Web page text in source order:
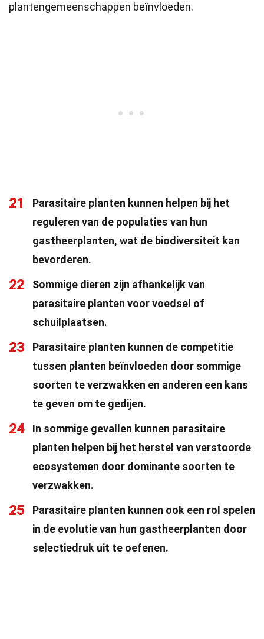
plantengemeenschappen beïnvloeden.
21
Parasitaire planten kunnen helpen bij het
reguleren van de populaties van hun
gastheerplanten, wat de biodiversiteit kan
bevorderen.
22
Sommige dieren zijn afhankelijk van
parasitaire planten voor voedsel of
schuilplaatsen.
23
Parasitaire planten kunnen de competitie
tussen planten beïnvloeden door sommige
soorten te verzwakken en anderen een kans
te geven om te gedijen.
24
In sommige gevallen kunnen parasitaire
planten helpen bij het herstel van verstoorde
ecosystemen door dominante soorten te
verzwakken.
25
Parasitaire planten kunnen ook een rol spelen
in de evolutie van hun gastheerplanten door
selectiedruk uit te oefenen.